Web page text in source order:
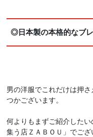
◎日本製の本格的なブ
男の洋服でこれだけは押
つかございます。
何よりもまずご紹介した
集う店ＺＡＢＯＵ」でご